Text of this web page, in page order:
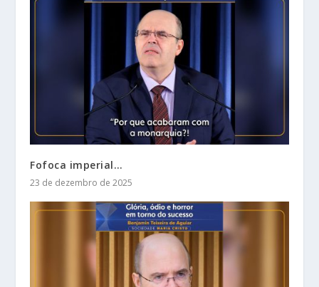
Fofoca imperial…
23 de dezembro de 2025